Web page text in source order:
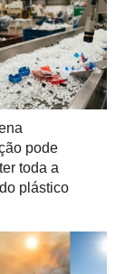
pode
toda a
plástico